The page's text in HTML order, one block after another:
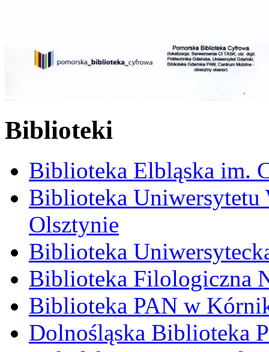
Biblioteki
Biblioteka Elbląska im.
Biblioteka Uniwersytetu
Olsztynie
Biblioteka
Biblioteka Filologiczna
Biblioteka PAN w
Dolnośląska Biblioteka